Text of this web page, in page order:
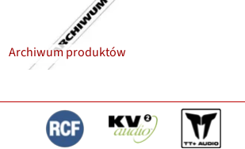
Archiwum produktów